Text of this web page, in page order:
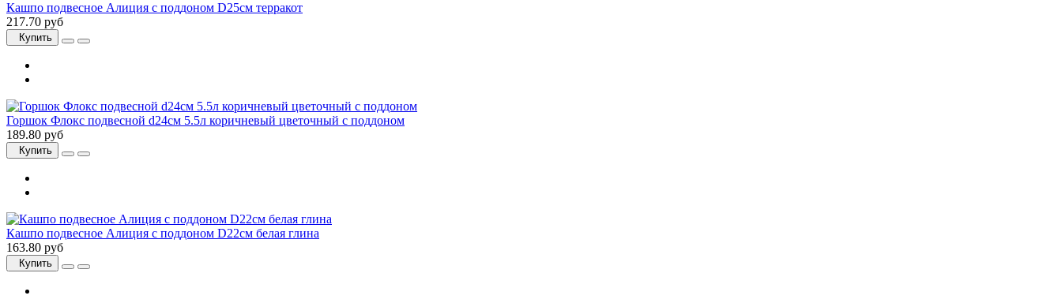
Кашпо подвесное Алиция с поддоном D25см терракот
217.70 руб
Купить
Горшок Флокс подвесной d24см 5.5л коричневый цветочный с поддоном
189.80 руб
Купить
Кашпо подвесное Алиция с поддоном D22см белая глина
163.80 руб
Купить